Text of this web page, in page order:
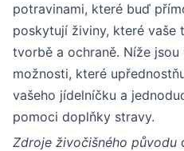
potravinami, které buď
poskytují živiny, které vaše
tvorbě a ochraně. Níže
možnosti, které
vašeho jídelníčku a
pomoci doplňky stravy.
Zdroje živočišného původu